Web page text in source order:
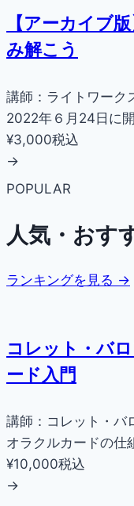
【アーカイブ
み解こう
講師：ライトワーク
2022年６月24日に
¥3,000税込
→
POPULAR
人気・おす
ランキングを見る →
コレット・バ
ード入門
講師：コレット・バ
オラクルカードの仕
¥10,000税込
→